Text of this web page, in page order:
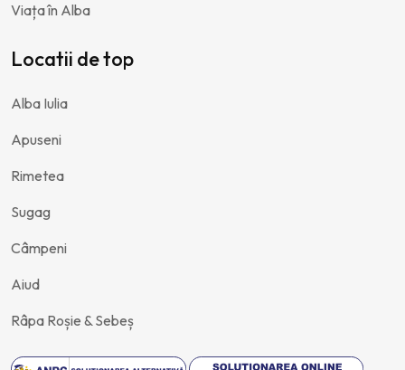
Viața în Alba
Locatii de top
Alba Iulia
Apuseni
Rimetea
Sugag
Câmpeni
Aiud
Râpa Roșie & Sebeș